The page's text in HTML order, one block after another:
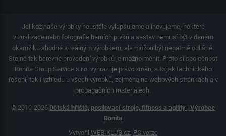
Jelikož naše výrobky neustále vylepšujeme a inovujeme, některé
vizualizace nebo fotografie herních prvků a sestav nemusí být v daném
okamžiku shodné s reálným výrobkem, ale můžou být nepatrně odlišné.
Stejně tak barevné provedení výrobků je možno měnit. Proto si společnost
Bonita Group Service s.r.o. vyhrazuje právo změn, a to jak technického
řešení, tak i vzhledu u všech výrobků, zejména na webových stránkách a v
propagačních materiálech.
© 2010-2026 Dětská hřiště, posilovací stroje, fitness a agility | Výrobce
Bonita
Vytvořil WEB-KLUB.cz, PC verze